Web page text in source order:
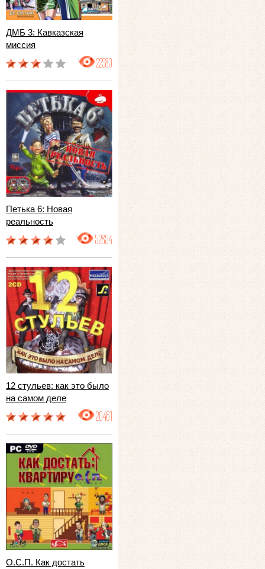
ДМБ 3: Кавказская
миссия
22983
Петька 6: Новая
реальность
52854
12 стульев: как это было
на самом деле
20461
О.С.П. Как достать